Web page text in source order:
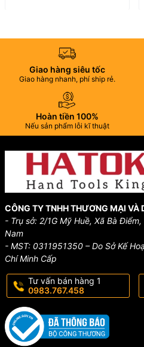
Giao hàng siêu tốc
Giao hàng nhanh, phí ship rẻ.
Hoàn tiền 100%
Nếu sản phẩm lỗi kĩ thuật
CÔNG TY TNHH THƯƠNG MẠI VÀ
- Trụ sở: 2/1G Mỹ Huề, Xã Bà
Nam
- MST: 0311951350 – Do Sở Kế
Chí Minh Cấp
Tư vấn bán hàng 1
0983.767.458